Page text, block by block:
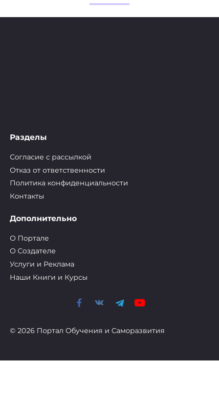
Разделы
Согласие с рассылкой
Отказ от ответственности
Политика конфиденциальности
Контакты
Дополнительно
О Портале
О Cоздателе
Услуги и Реклама
Наши Книги и Курсы
© 2026 Портал Обучения и Саморазвития